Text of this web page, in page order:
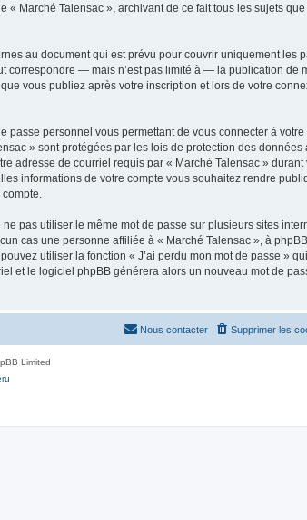
Marché Talensac », archivant de ce fait tous les sujets
au document qui est prévu pour couvrir uniquement les
correspondre — mais n’est pas limité à — la publication de
vous publiez après votre inscription et lors de votre
personnel vous permettant de vous connecter à
» sont protégées par les lois de protection des
adresse de courriel requis par « Marché Talensac »
informations de votre compte vous souhaitez rendre
pas utiliser le même mot de passe sur plusieurs sites
cas une personne affiliée à « Marché Talensac », à
utiliser la fonction « J’ai perdu mon mot de passe »
et le logiciel phpBB générera alors un nouveau mot de
Supprimer les
Nous contacter
Limited